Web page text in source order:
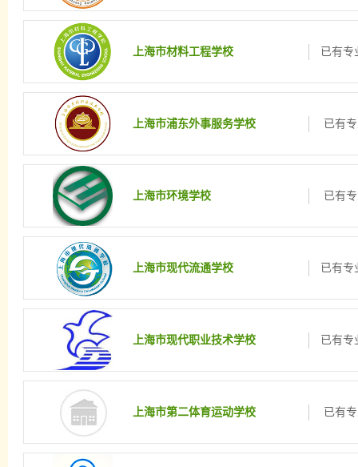
上海市材料工程学校 已有专
上海市浦东外事服务学校 已有
上海市环境学校 已有
上海市现代流通学校 已有专
上海市现代职业技术学校 已有专
上海市第二体育运动学校 已有